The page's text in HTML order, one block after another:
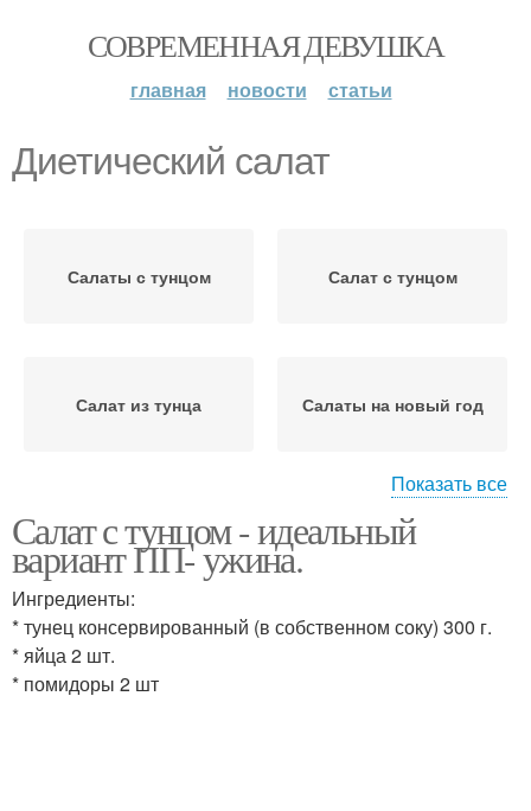
СОВРЕМЕННАЯ ДЕВУШКА
главная новости статьи
Диетический салат
Салаты с тунцом Салат с тунцом
Салат из тунца Салаты на новый год
Диетические салаты Диетические рецепты
Салаты для
новогоднего стола
Показать все
Салат с тунцом - идеальный
вариант ПП- ужина.
Ингредиенты:
* тунец консервированный (в собственном соку) 300 г.
* яйца 2 шт.
* помидоры 2 шт